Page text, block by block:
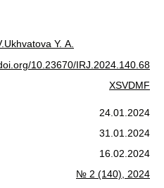
Ukhvatova Y. A.
10.23670/IRJ.2024.140.68
XSVDMF
24.01.2024
31.01.2024
16.02.2024
№ 2 (140), 2024